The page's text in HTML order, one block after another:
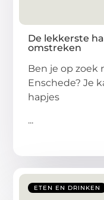
De lekkerste
omstreken
Ben je op zoek
Enschede? Je
hapjes
...
ETEN EN DRINKEN